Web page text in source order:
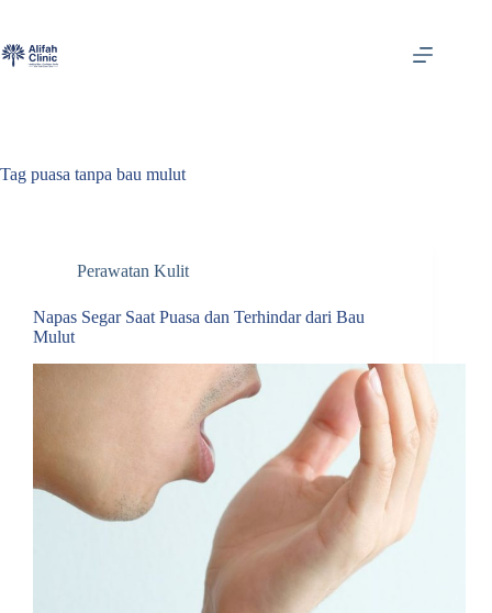
content
Tag puasa tanpa bau mulut
Perawatan Kulit
Napas Segar Saat Puasa dan Terhindar dari Bau
Mulut